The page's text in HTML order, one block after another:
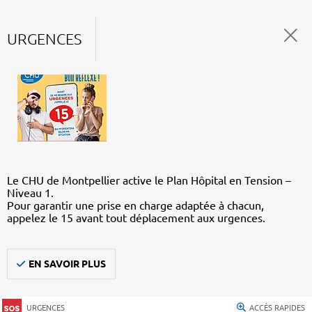
URGENCES
Le CHU de Montpellier active le Plan Hôpital en Tension –
Niveau 1.
Pour garantir une prise en charge adaptée à chacun,
appelez le 15 avant tout déplacement aux urgences.
EN SAVOIR PLUS
URGENCES ACCÈS RAPIDES